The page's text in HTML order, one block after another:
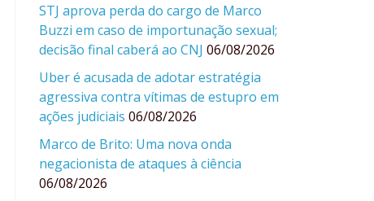
STJ aprova perda do cargo de Marco
Buzzi em caso de importunação sexual;
decisão final caberá ao CNJ 06/08/2026
Uber é acusada de adotar estratégia
agressiva contra vítimas de estupro em
ações judiciais 06/08/2026
Marco de Brito: Uma nova onda
negacionista de ataques à ciência
06/08/2026